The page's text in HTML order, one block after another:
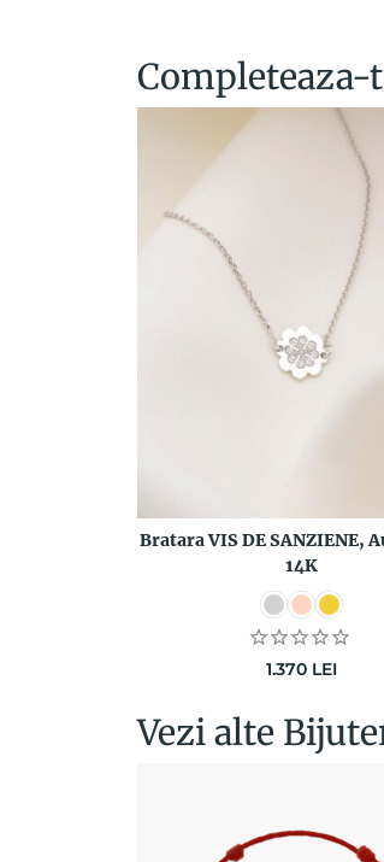
Completeaza-
Bratara VIS DE SANZIENE,
14K
1.370 LEI
Vezi alte